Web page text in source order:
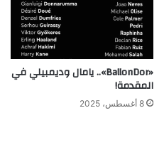
«BallonDor».. يامال وديمبيلي في
المقدمة!
8 أغسطس، 2025